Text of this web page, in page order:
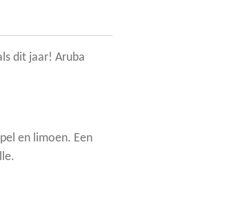
dit jaar! Aruba
en limoen. Een